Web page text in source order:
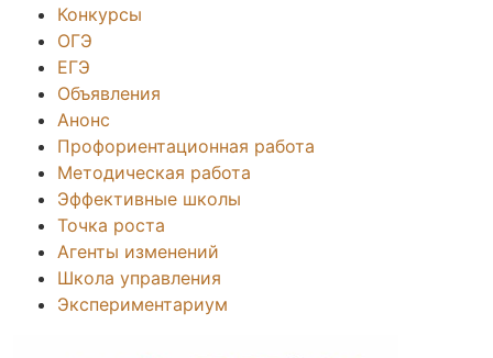
Конкурсы
ОГЭ
ЕГЭ
Объявления
Анонс
Профориентационная работа
Методическая работа
Эффективные школы
Точка роста
Агенты изменений
Школа управления
Экспериментариум